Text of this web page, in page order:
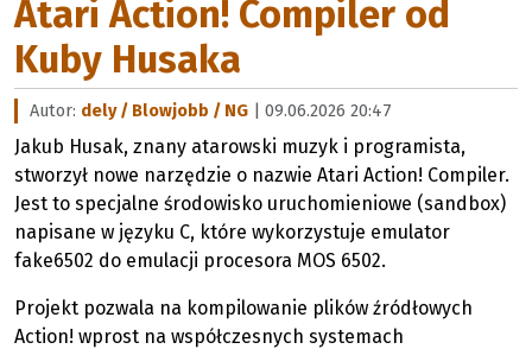
Atari Action! Compiler od
Kuby Husaka
Autor: dely / Blowjobb / NG | 09.06.2026 20:47
Jakub Husak, znany atarowski muzyk i programista,
stworzył nowe narzędzie o nazwie Atari Action! Compiler.
Jest to specjalne środowisko uruchomieniowe (sandbox)
napisane w języku C, które wykorzystuje emulator
fake6502 do emulacji procesora MOS 6502.
Projekt pozwala na kompilowanie plików źródłowych
Action! wprost na współczesnych systemach